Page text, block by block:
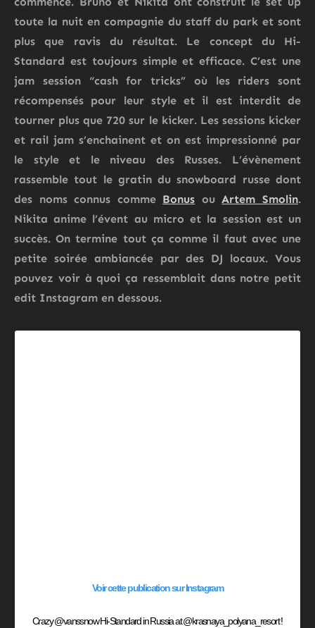
toute la nuit en compagnie du staff du park et sont
plus que ravis du résultat. Le concept du Hi-
Standard est toujours simple et efficace. C’est une
jam session “cash for tricks” où les riders sont
récompensés pour leur style et il est interdit de
tourner plus que 720 sur le kicker. Les sessions kicker
et rail jam s’enchainent et on est impressionné par
le style et le niveau des Russes. L’évènement
rassemble tout le gratin du snowboard russe dont
des noms connus comme Bonus ouArtem Smolin.
Nikita anime l’évent au micro et la session est un
succès. On termine tout ça comme il faut avec une
petite soirée ambiancée par des DJ locaux. Vous
pouvez voir à quoi ça ressemblait dans notre petit
edit Instagram en dessous.
Voir cette publication sur Instagram
Crazy @vanssnow Hi-Standard in Russia at @krasnaya_polyana_resort !